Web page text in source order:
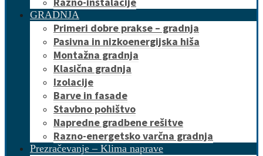
GRADNJA
Primeri dobre prakse – gradnja
Pasivna in nizkoenergijska hiša
Montažna gradnja
Klasična gradnja
Izolacije
Barve in fasade
Stavbno pohištvo
Napredne gradbene rešitve
Razno-energetsko varčna gradnja
Prezračevanje – Klima naprave